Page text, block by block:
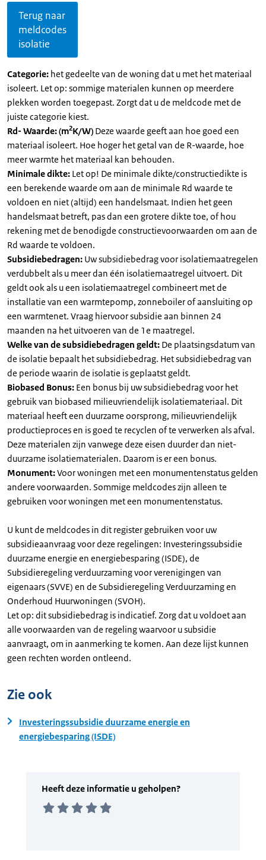
Terug naar
meldcodes
isolatie
Categorie: het gedeelte van de woning dat u met het materiaal
isoleert. Let op: sommige materialen kunnen op meerdere
plekken worden toegepast. Zorgt dat u de meldcode met de
juiste categorie kiest.
Rd- Waarde: (m2K/W) Deze waarde geeft aan hoe goed een
materiaal isoleert. Hoe hoger het getal van de R-waarde, hoe
meer warmte het materiaal kan behouden.
Minimale dikte: Let op! De minimale dikte/constructiedikte is
een berekende waarde om aan de minimale Rd waarde te
voldoen en niet (altijd) een handelsmaat. Indien het geen
handelsmaat betreft, pas dan een grotere dikte toe, of hou
rekening met de benodigde constructievoorwaarden om aan de
Rd waarde te voldoen.
Subsidiebedragen: Uw subsidiebedrag voor isolatiemaatregelen
verdubbelt als u meer dan één isolatiemaatregel uitvoert. Dit
geldt ook als u een isolatiemaatregel combineert met de
installatie van een warmtepomp, zonneboiler of aansluiting op
een warmtenet. Vraag hiervoor subsidie aan binnen 24
maanden na het uitvoeren van de 1e maatregel.
Welke van de subsidiebedragen geldt: De plaatsingsdatum van
de isolatie bepaalt het subsidiebedrag. Het subsidiebedrag van
de periode waarin de isolatie is geplaatst geldt.
Biobased Bonus: Een bonus bij uw subsidiebedrag voor het
gebruik van biobased milieuvriendelijk isolatiemateriaal. Dit
materiaal heeft een duurzame oorsprong, milieuvriendelijk
productieproces en is goed te recyclen of te verwerken als afval.
Deze materialen zijn vanwege deze eisen duurder dan niet-
duurzame isolatiematerialen. Daarom is er een bonus.
Monument:Voor woningen met een monumentenstatus gelden
andere voorwaarden. Sommige meldcodes zijn alleen te
gebruiken voor woningen met een monumentenstatus.
U kunt de meldcodes in dit register gebruiken voor uw
subsidieaanvraag voor deze regelingen: Investeringssubsidie
duurzame energie en energiebesparing (ISDE), de
Subsidieregeling verduurzaming voor verenigingen van
eigenaars (SVVE) en de Subsidieregeling Verduurzaming en
Onderhoud Huurwoningen (SVOH).
Let op: dit subsidiebedrag is indicatief. Zorg dat u voldoet aan
alle voorwaarden van de regeling waarvoor u subsidie
aanvraagt, om in aanmerking te komen. Aan deze lijst kunnen
geen rechten worden ontleend.
Zie ook
Investeringssubsidie duurzame energie en
energiebesparing (ISDE)